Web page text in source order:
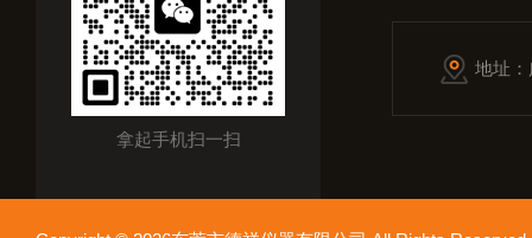
拿起手机扫一扫
地址